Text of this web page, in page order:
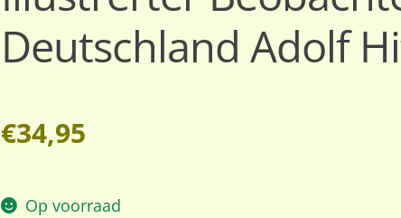
Deutschland Adolf
€34,95
Op voorraad